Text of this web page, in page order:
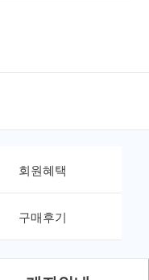
회원혜택
구매후기